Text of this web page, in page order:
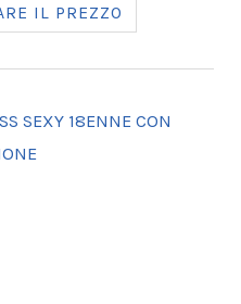
IL PREZZO
SEXY 18ENNE CON